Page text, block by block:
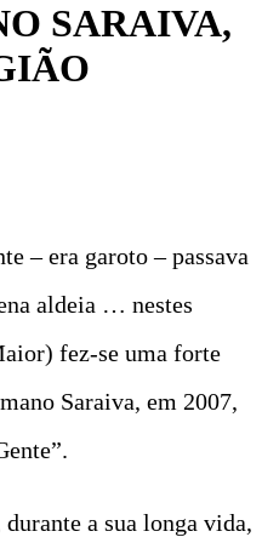
SARAIVA,
– era garoto – passava
aldeia … nestes
fez-se uma forte
Saraiva, em 2007,
a sua longa vida,